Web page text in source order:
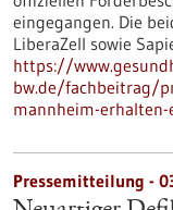
eingegangen. Die
LiberaZell sowie
https://
bw.de/fachbeitrag/
mannheim-
Pressemitteilung -